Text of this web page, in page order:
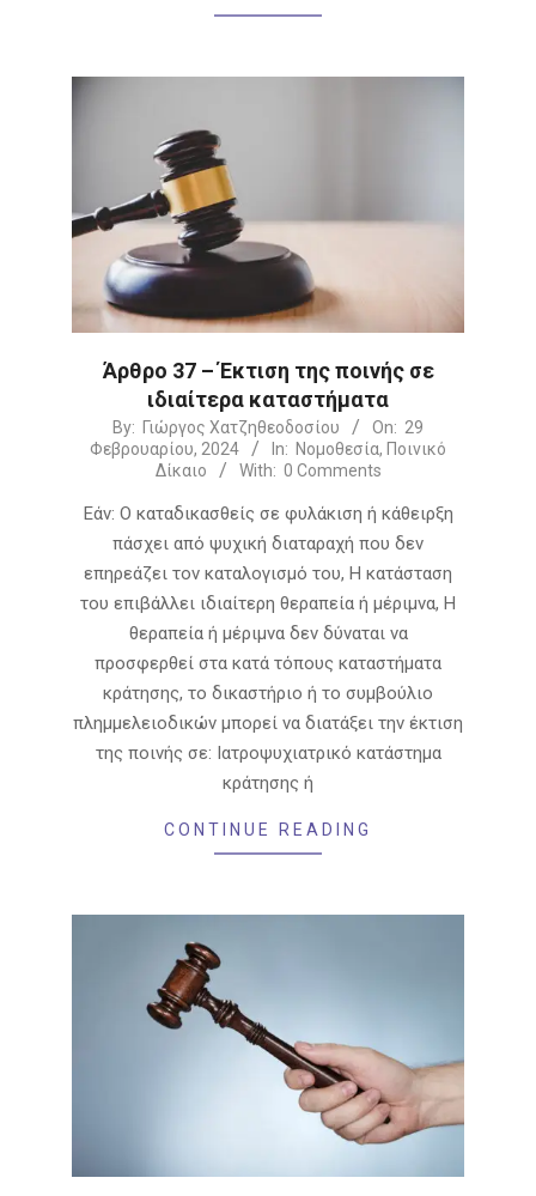
Άρθρο 37 – Έκτιση της ποινής σε
ιδιαίτερα καταστήματα
2024-
02-
By: Γιώργος Χατζηθεοδοσίου On: 29
Φεβρουαρίου, 2024
In: Νομοθεσία, Ποινικό
Δίκαιο
With: 0 Comments
Εάν: Ο καταδικασθείς σε φυλάκιση ή κάθειρξη
πάσχει από ψυχική διαταραχή που δεν
επηρεάζει τον καταλογισμό του, Η κατάσταση
του επιβάλλει ιδιαίτερη θεραπεία ή μέριμνα, Η
θεραπεία ή μέριμνα δεν δύναται να
προσφερθεί στα κατά τόπους καταστήματα
κράτησης, το δικαστήριο ή το συμβούλιο
πλημμελειοδικών μπορεί να διατάξει την έκτιση
της ποινής σε: Ιατροψυχιατρικό κατάστημα
κράτησης ή
CONTINUE READING